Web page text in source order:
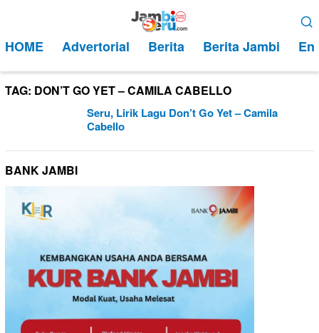
kontenMobile
HOME Advertorial Berita Berita Jambi
TAG: DON’T GO YET – CAMILA CABELLO
Seru, Lirik Lagu Don’t Go Yet – Camila
Cabello
BANK JAMBI